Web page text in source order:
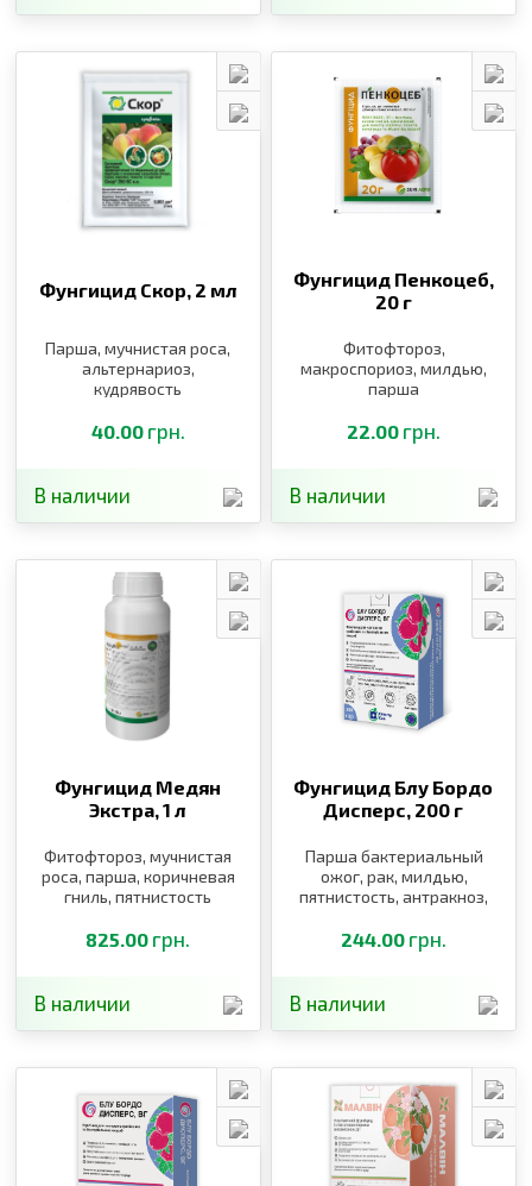
Фунгицид Скор, 2 мл
Парша, мучнистая роса,
альтернариоз,
кудрявость
40.00 грн.
В наличии
Фунгицид Пенкоцеб,
20 г
Фитофтороз,
макроспориоз, милдью,
парша
22.00 грн.
В наличии
Фунгицид Медян
Экстра,1 л
Фитофтороз, мучнистая
роса, парша, коричневая
гниль, пятнистость
ожог, кудрявость,
альтернариоз,
825.00 грн.
В наличии
Фунгицид Блу Бордо
Дисперс, 200 г
Парша бактериальный
ожог, рак, милдью,
пятнистость, антракноз,
244.00 грн.
В наличии